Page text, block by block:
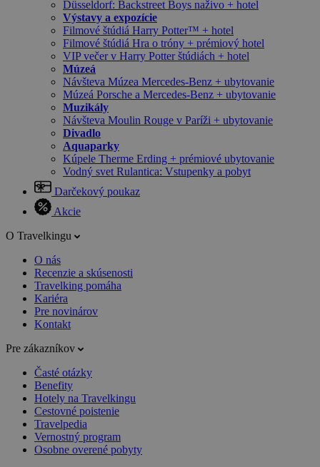
Düsseldorf: Backstreet Boys naživo + hotel
Výstavy a expozície
Filmové štúdiá Harry Potter™ + hotel
Filmové štúdiá Hra o tróny + prémiový hotel
VIP večer v Harry Potter štúdiách + hotel
Múzeá
Návšteva Múzea Mercedes-Benz + ubytovanie
Múzeá Porsche a Mercedes-Benz + ubytovanie
Muzikály
Návšteva Moulin Rouge v Paríži + ubytovanie
Divadlo
Aquaparky
Kúpele Therme Erding + prémiové ubytovanie
Vodný svet Rulantica: Vstupenky a pobyt
Darčekový poukaz
Akcie
O Travelkingu
O nás
Recenzie a skúsenosti
Travelking pomáha
Kariéra
Pre novinárov
Kontakt
Pre zákazníkov
Časté otázky
Benefity
Hotely na Travelkingu
Cestovné poistenie
Travelpedia
Vernostný program
Osobne overené pobyty